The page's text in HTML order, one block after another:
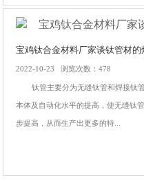
宝鸡钛合金材料厂家谈钛管材
2022-10-23 浏览次数：478
钛管主要分为无缝钛管和焊接钛
本体及自动化水平的提高，使无缝钛
步提高，从而生产出更多的特...